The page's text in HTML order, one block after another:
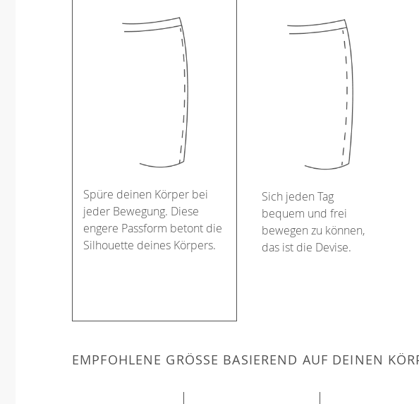
Spüre deinen Körper bei
jeder Bewegung. Diese
engere Passform betont die
Silhouette deines Körpers.
Sich jeden Tag
bequem und frei
bewegen zu können,
das ist die Devise.
EMPFOHLENE GRÖSSE BASIEREND AUF DEINEN